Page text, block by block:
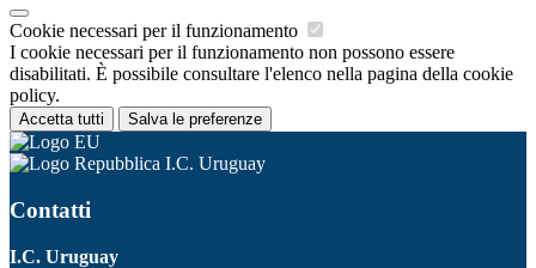
Cookie necessari per il funzionamento
I cookie necessari per il funzionamento non possono essere
disabilitati. È possibile consultare l'elenco nella pagina della cookie
policy.
Accetta tutti Salva le preferenze
I.C. Uruguay
Contatti
I.C. Uruguay